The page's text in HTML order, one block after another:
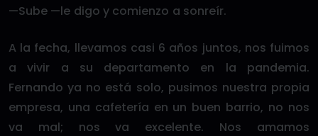
—Sube —le digo y comienzo a sonreír.
A la fecha, llevamos casi 6 años juntos, nos fuimos
a vivir a su departamento en la pandemia.
Fernando ya no está solo, pusimos nuestra propia
empresa, una cafetería en un buen barrio, no nos
va mal; nos va excelente. Nos amamos